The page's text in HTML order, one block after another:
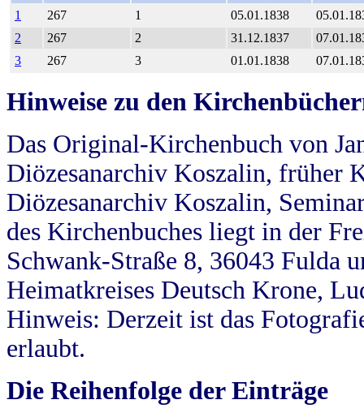
1
267 1 05.01.1838
2
267 2 31.12.1837
3
267 3 01.01.1838
Hinweise zu den
Das Original-Kirchenbuch von
Diözesanarchiv Koszalin, früher
Diözesanarchiv Koszalin,
des Kirchenbuches liegt in der
Schwank-Straße 8, 36043 Fulda
Heimatkreises Deutsch Krone,
Hinweis: Derzeit ist das
erlaubt.
Die Reihenfolge der Einträge